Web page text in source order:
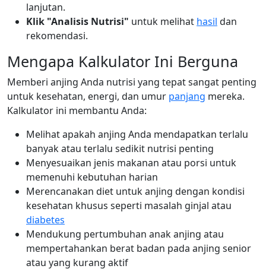
lanjutan.
Klik "Analisis Nutrisi" untuk melihat hasil dan
rekomendasi.
Mengapa Kalkulator Ini Berguna
Memberi anjing Anda nutrisi yang tepat sangat penting
untuk kesehatan, energi, dan umur panjang mereka.
Kalkulator ini membantu Anda:
Melihat apakah anjing Anda mendapatkan terlalu
banyak atau terlalu sedikit nutrisi penting
Menyesuaikan jenis makanan atau porsi untuk
memenuhi kebutuhan harian
Merencanakan diet untuk anjing dengan kondisi
kesehatan khusus seperti masalah ginjal atau
diabetes
Mendukung pertumbuhan anak anjing atau
mempertahankan berat badan pada anjing senior
atau yang kurang aktif